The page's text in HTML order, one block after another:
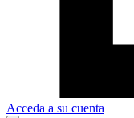
Acceda a su cuenta